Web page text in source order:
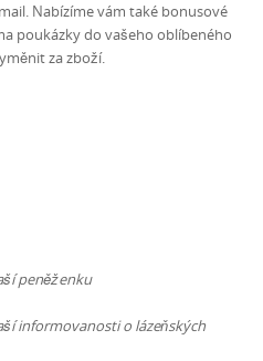
Nabízíme vám také bonusové
poukázky do vašeho oblíbeného
za zboží.
peněženku
informovanosti o lázeňských